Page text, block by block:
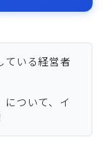
ている経営者
について、イ